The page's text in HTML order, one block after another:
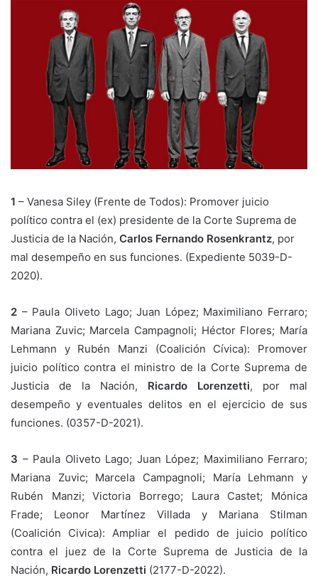
1 – Vanesa Siley (Frente de Todos): Promover juicio
político contra el (ex) presidente de la Corte Suprema de
Justicia de la Nación, Carlos Fernando Rosenkrantz, por
mal desempeño en sus funciones. (Expediente 5039-D-
2020).
2 – Paula Oliveto Lago; Juan López; Maximiliano Ferraro;
Mariana Zuvic; Marcela Campagnoli; Héctor Flores; María
Lehmann y Rubén Manzi (Coalición Cívica): Promover
juicio político contra el ministro de la Corte Suprema de
Justicia de la Nación, Ricardo Lorenzetti, por mal
desempeño y eventuales delitos en el ejercicio de sus
funciones. (0357-D-2021).
3 – Paula Oliveto Lago; Juan López; Maximiliano Ferraro;
Mariana Zuvic; Marcela Campagnoli; María Lehmann y
Rubén Manzi; Victoria Borrego; Laura Castet; Mónica
Frade; Leonor Martínez Villada y Mariana Stilman
(Coalición Civica): Ampliar el pedido de juicio político
contra el juez de la Corte Suprema de Justicia de la
Nación, Ricardo Lorenzetti (2177-D-2022).